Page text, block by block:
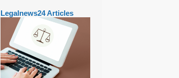
Legalnews24 Articles